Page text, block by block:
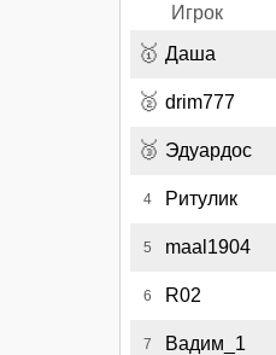
Игрок
🥇 Даша
🥈 drim777
🥉 Эдуардос
4 Ритулик
5 maal1904
6 R02
7 Вадим_1